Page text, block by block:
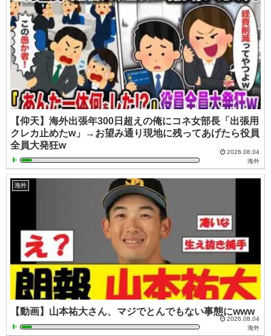
【仰天】海外出張年300日超えの俺にコネ女部長「出張用
クレカ止めたw」→お望み通り現地に残ってあげたら役員
全員大発狂w
2026.08.04
海外
海外
【動画】山本祐大さん、マジでとんでもない事態にwww
2026.08.04
海外